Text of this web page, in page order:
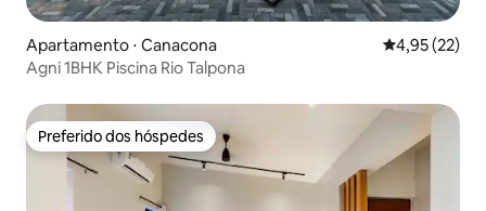
Apartamento ⋅ Canacona 4,95 de uma
4,95 (22)
Agni 1BHK Piscina Rio Talpona
Preferido dos hóspedes
Preferido dos hóspedes